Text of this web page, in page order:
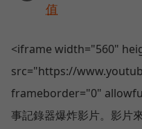
值
<iframe width="560"
src="https://
frameborder="0"
事記錄器爆炸影片。影片